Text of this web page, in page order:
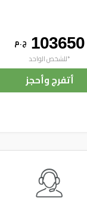
103650 ج . م
*للشخص الواحد
أتفرج وأحجز